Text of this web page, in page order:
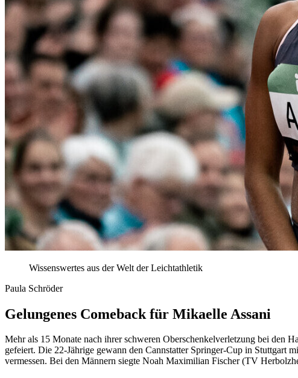
Wissenswertes aus der Welt der Leichtathletik
Paula Schröder
Gelungenes Comeback für Mikaelle Assani
Mehr als 15 Monate nach ihrer schweren Oberschenkelverletzung bei den
gefeiert. Die 22-Jährige gewann den Cannstatter Springer-Cup in Stuttgart
vermessen. Bei den Männern siegte Noah Maximilian Fischer (TV